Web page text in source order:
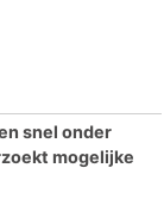
snel onder
mogelijke